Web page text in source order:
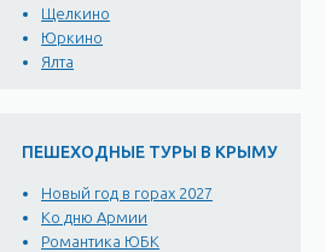
Щелкино
Юркино
Ялта
ПЕШЕХОДНЫЕ ТУРЫ В КРЫМУ
Новый год в горах 2027
Ко дню Армии
Романтика ЮБК